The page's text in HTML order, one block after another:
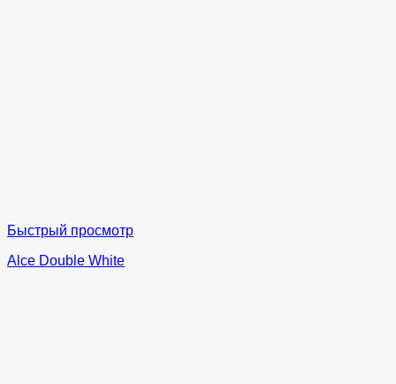
Быстрый просмотр
Alce Double White